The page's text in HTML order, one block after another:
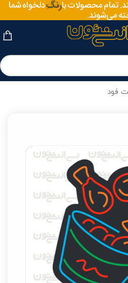
تمام محصولات بارنگدلخواه شما
می‌شوند.
فود